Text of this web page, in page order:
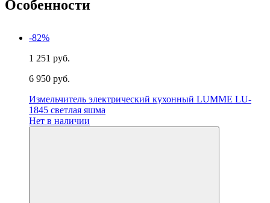
Особенности
-82%
1 251 руб.
6 950 руб.
Измельчитель электрический кухонный LUMME LU-
1845 светлая яшма
Нет в наличии